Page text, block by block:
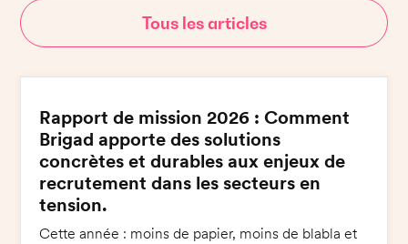
Tous les articles
Rapport de mission 2026 : Comment
Brigad apporte des solutions
concrètes et durables aux enjeux de
recrutement dans les secteurs en
tension.
Cette année : moins de papier, moins de blabla et